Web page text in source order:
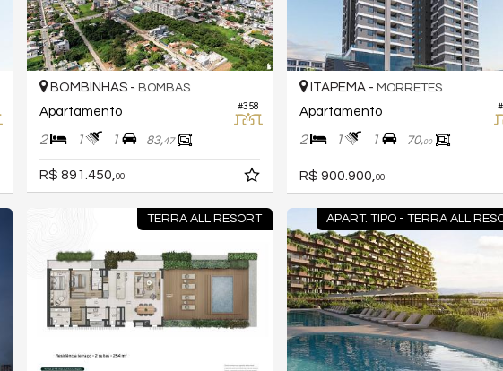
#358
BOMBINHAS - BOMBAS
Apartamento
2 1 1 83,47
R$ 891.450,00
ITAPEMA - MORRETES
Apartamento
2 1 1 70,00
R$ 900.900,00
TERRA ALL RESORT APART. TIPO - TERRA ALL